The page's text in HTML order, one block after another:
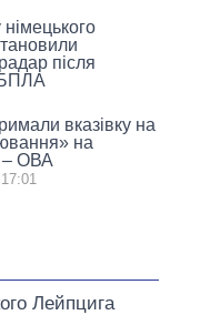
після
БПЛА
вказівку на
на
– ОВА
Лейпцига